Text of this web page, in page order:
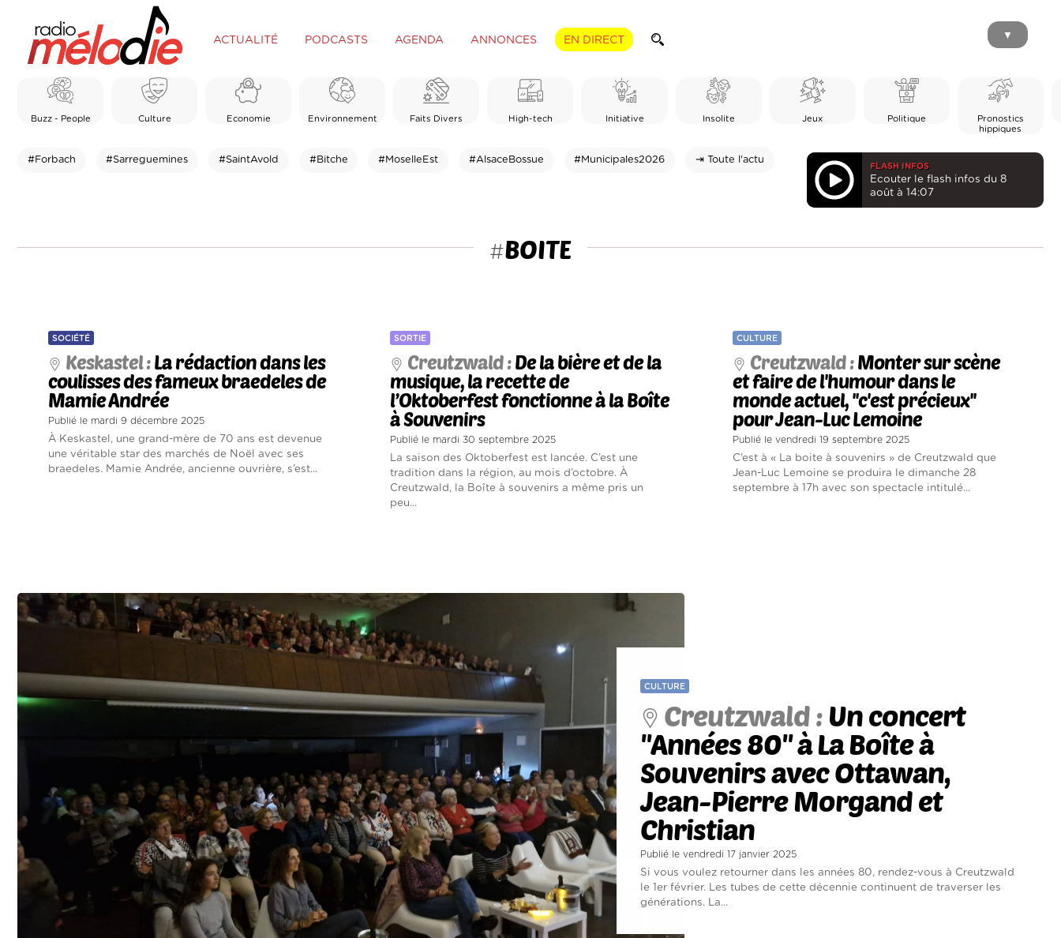
ACTUALITÉ PODCASTS AGENDA ANNONCES EN DIRECT ▼
Buzz - People Culture Economie Environnement Faits Divers High-tech Initiative Insolite Jeux Politique
Pronostics
hippiques
#Forbach #Sarreguemines #SaintAvold #Bitche #MoselleEst #AlsaceBossue #Municipales2026 ⇥ Toute l'actu
FLASH INFOS
Ecouter le flash infos du 8
août à 14:07
#BOITE
SOCIÉTÉ
Keskastel :La rédaction dans les
coulisses des fameux braedeles de
Mamie Andrée
Publié le mardi 9 décembre 2025
À Keskastel, une grand-mère de 70 ans est devenue
une véritable star des marchés de Noël avec ses
braedeles. Mamie Andrée, ancienne ouvrière, s’est...
SORTIE
Creutzwald :De la bière et de la
musique, la recette de
l’Oktoberfest fonctionne à la Boîte
à Souvenirs
Publié le mardi 30 septembre 2025
La saison des Oktoberfest est lancée. C’est une
tradition dans la région, au mois d’octobre. À
Creutzwald, la Boîte à souvenirs a même pris un
peu...
CULTURE
Creutzwald :Monter sur scène
et faire de l'humour dans le
monde actuel, ''c'est précieux''
pour Jean-Luc Lemoine
Publié le vendredi 19 septembre 2025
C’est à « La boite à souvenirs » de Creutzwald que
Jean-Luc Lemoine se produira le dimanche 28
septembre à 17h avec son spectacle intitulé...
CULTURE
Creutzwald : Un concert
''Années 80'' à La Boîte à
Souvenirs avec Ottawan,
Jean-Pierre Morgand et
Christian
Publié le vendredi 17 janvier 2025
Si vous voulez retourner dans les années 80, rendez-vous à Creutzwald
le 1er février. Les tubes de cette décennie continuent de traverser les
générations. La...